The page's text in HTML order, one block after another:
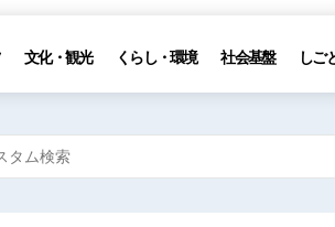
文化・観光 くらし・環境 社会基盤 しご